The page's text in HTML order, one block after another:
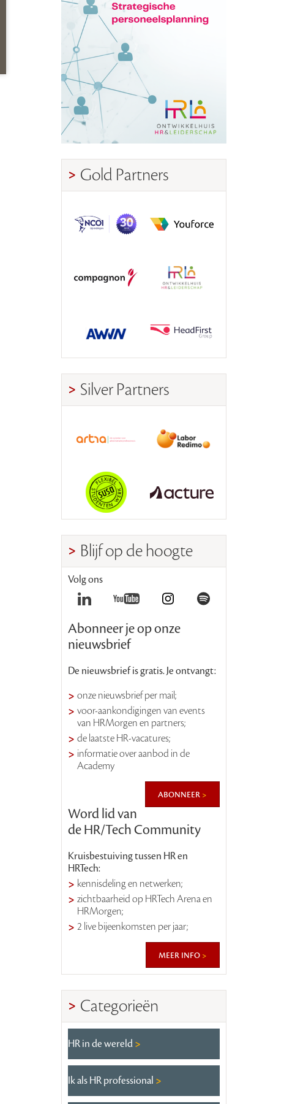
Gold Partners
Silver Partners
Blijf op de hoogte
Volg ons
Abonneer je op onze
nieuwsbrief
De nieuwsbrief is gratis. Je ontvangt:
onze nieuwsbrief per mail;
voor-aankondigingen van events
van HRMorgen en partners;
de laatste HR-vacatures;
informatie over aanbod in de
Academy
abonneer
Word lid van
de HR/Tech Community
Kruisbestuiving tussen HR en
HRTech:
kennisdeling en netwerken;
zichtbaarheid op HRTech Arena en
HRMorgen;
2 live bijeenkomsten per jaar;
meer info
Categorieën
HR in de wereld
Ik als HR professional